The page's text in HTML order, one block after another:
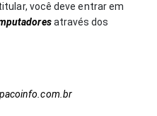
você deve entrar em
através dos